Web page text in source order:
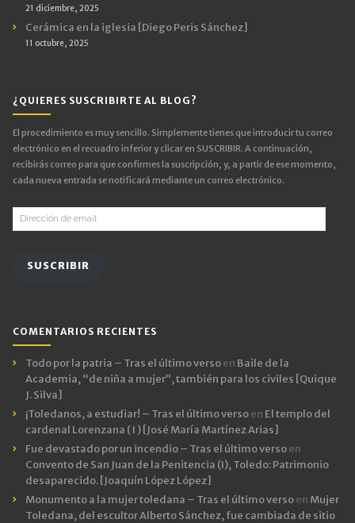
21 diciembre, 2025
Cerámica en la iglesia [Diego Peris Sánchez]
11 octubre, 2025
¿QUIERES SUSCRIBIRTE AL BLOG?
El procedimiento es muy sencillo. Simplemente tienes que introducir tu correo
electrónico en el recuadro inferior y clicar en SUSCRIBIR. A continuación,
recibirás correo para que confirmes la suscripción, y, a partir de ese momento,
cada nueva entrada se notificará mediante un correo electrónico.
Dirección
de
SUSCRIBIR
COMENTARIOS RECIENTES
Todo por la patria – Tras el último versoen Baile de la
Academia, “de niña a mujer”, también para los civiles [Quique
J. Silva]
¡Toledanos, a estudiar! – Tras el último versoen El templo del
cardenal Lorenzana ( I ) [José María Martínez Arias]
Fue devastado por un incendio – Tras el último versoen
Convento de San Juan de la Penitencia (I), Toledo: Patrimonio
desaparecido. [Joaquín López López]
Monumento a la mujer toledana – Tras el último versoen Mujer
Toledana, del escultor Alberto Sánchez, fue cambiada de sitio